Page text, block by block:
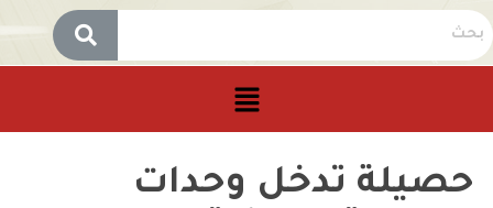
حصيلة تدخل وحدات